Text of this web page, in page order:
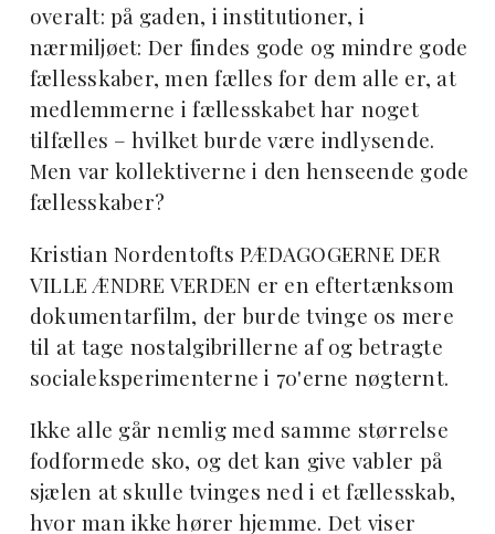
overalt: på gaden, i institutioner, i
nærmiljøet: Der findes gode og mindre gode
fællesskaber, men fælles for dem alle er, at
medlemmerne i fællesskabet har noget
tilfælles – hvilket burde være indlysende.
Men var kollektiverne i den henseende gode
fællesskaber?
Kristian Nordentofts PÆDAGOGERNE DER
VILLE ÆNDRE VERDEN er en eftertænksom
dokumentarfilm, der burde tvinge os mere
til at tage nostalgibrillerne af og betragte
socialeksperimenterne i 70'erne nøgternt.
Ikke alle går nemlig med samme størrelse
fodformede sko, og det kan give vabler på
sjælen at skulle tvinges ned i et fællesskab,
hvor man ikke hører hjemme. Det viser